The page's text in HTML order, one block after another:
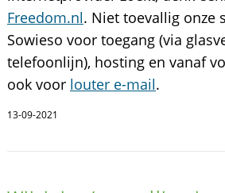
Freedom.nl. Niet toevallig onze
Sowieso voor toegang (via
telefoonlijn), hosting en vanaf
ook voor louter e-mail.
13-09-2021